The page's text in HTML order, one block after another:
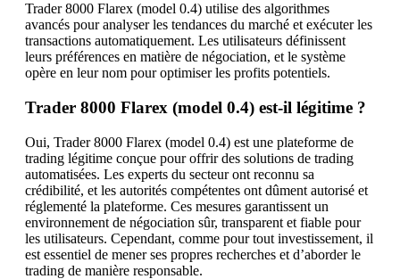
Trader 8000 Flarex (model 0.4) utilise des algorithmes
avancés pour analyser les tendances du marché et exécuter les
transactions automatiquement. Les utilisateurs définissent
leurs préférences en matière de négociation, et le système
opère en leur nom pour optimiser les profits potentiels.
Trader 8000 Flarex (model 0.4) est-il légitime ?
Oui, Trader 8000 Flarex (model 0.4) est une plateforme de
trading légitime conçue pour offrir des solutions de trading
automatisées. Les experts du secteur ont reconnu sa
crédibilité, et les autorités compétentes ont dûment autorisé et
réglementé la plateforme. Ces mesures garantissent un
environnement de négociation sûr, transparent et fiable pour
les utilisateurs. Cependant, comme pour tout investissement, il
est essentiel de mener ses propres recherches et d’aborder le
trading de manière responsable.